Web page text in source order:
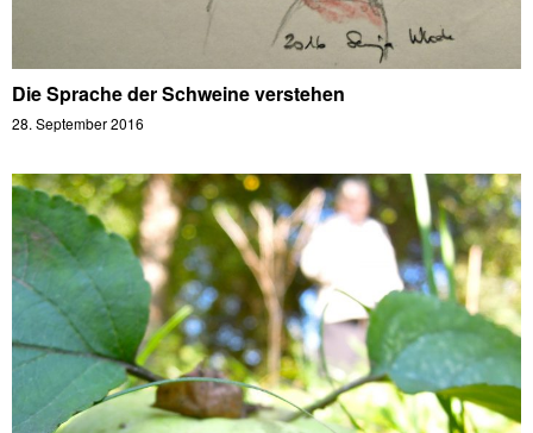
Die Sprache der Schweine verstehen
28. September 2016